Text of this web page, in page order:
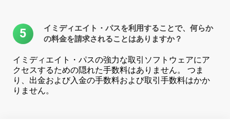
5
イミディエイト・パスを利用することで、何らか
の料金を請求されることはありますか？
イミディエイト・パスの強力な取引ソフトウェアにア
クセスするための隠れた手数料はありません。 つま
り、出金および入金の手数料および取引手数料はかか
りません。